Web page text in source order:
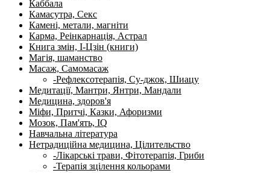
Каббала
Камасутра, Секс
Камені, метали, магніти
Карма, Реінкарнація, Астрал
Книга змін, І-Цзін (книги)
Магія, шаманство
Масаж, Самомасаж
-Рефлексотерапія, Су-джок, Шиацу
Медитації, Мантри, Янтри, Мандали
Медицина, здоров'я
Міфи, Притчі, Казки, Афоризми
Мозок, Пам'ять, IQ
Навчальна література
Нетрадиційна медицина, Цілительство
-Лікарські трави, Фітотерапія, Гриби
-Терапія зцілення кольорами